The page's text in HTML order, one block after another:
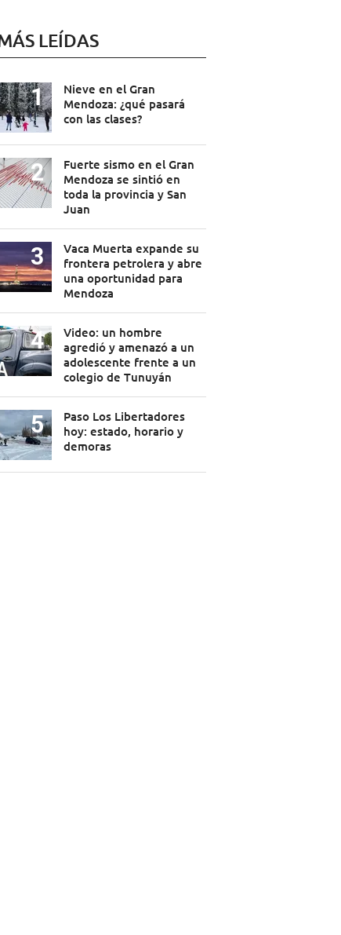
LEÍDAS
Nieve en el Gran
Mendoza: ¿qué pasará
con las clases?
Fuerte sismo en el Gran
Mendoza se sintió en
toda la provincia y San
Juan
Vaca Muerta expande su
frontera petrolera y abre
una oportunidad para
Mendoza
Video: un hombre
agredió y amenazó a un
adolescente frente a un
colegio de Tunuyán
Paso Los Libertadores
hoy: estado, horario y
demoras